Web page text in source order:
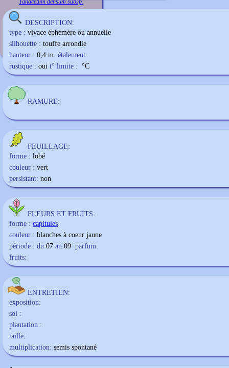
Tanacetum densum subsp.
DESCRIPTION:
type : vivace éphémère ou annuelle
silhouette : touffe arrondie
hauteur : 0,4 m. étalement:
rustique : oui t° limite : °C
RAMURE:
FEUILLAGE:
forme : lobé
couleur : vert
persistant: non
FLEURS ET FRUITS:
forme : capitules
couleur : blanches à coeur jaune
période : du 07 au 09 parfum:
fruits:
ENTRETIEN:
exposition:
sol :
plantation :
taille:
multiplication: semis spontané